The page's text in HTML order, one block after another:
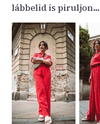
lábbelid is piruljon…